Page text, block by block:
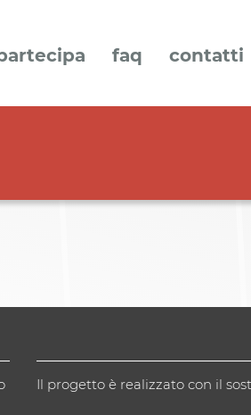
faq contatti
Il progetto è realizzato con il